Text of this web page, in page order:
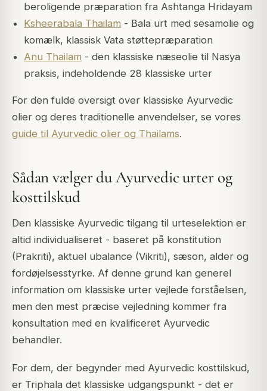
beroligende præparation fra Ashtanga Hridayam
Ksheerabala Thailam - Bala urt med sesamolie og
komælk, klassisk Vata støttepræparation
Anu Thailam - den klassiske næseolie til Nasya
praksis, indeholdende 28 klassiske urter
For den fulde oversigt over klassiske Ayurvedic
olier og deres traditionelle anvendelser, se vores
guide til Ayurvedic olier og Thailams.
Sådan vælger du Ayurvedic urter og
kosttilskud
Den klassiske Ayurvedic tilgang til urteselektion er
altid individualiseret - baseret på konstitution
(Prakriti), aktuel ubalance (Vikriti), sæson, alder og
fordøjelsesstyrke. Af denne grund kan generel
information om klassiske urter vejlede forståelsen,
men den mest præcise vejledning kommer fra
konsultation med en kvalificeret Ayurvedic
behandler.
For dem, der begynder med Ayurvedic kosttilskud,
er Triphala det klassiske udgangspunkt - det er